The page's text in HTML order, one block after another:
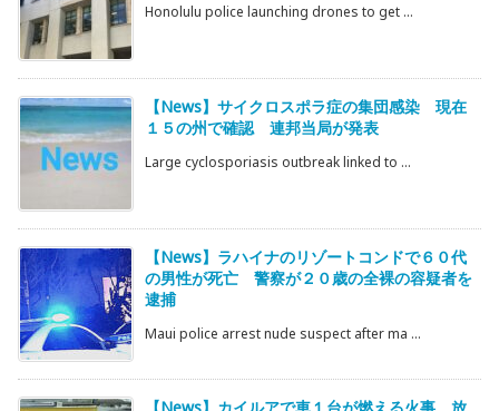
Honolulu police launching drones to get ...
【News】サイクロスポラ症の集団感染 現在
１５の州で確認 連邦当局が発表
Large cyclosporiasis outbreak linked to ...
【News】ラハイナのリゾートコンドで６０代
の男性が死亡 警察が２０歳の全裸の容疑者を
逮捕
Maui police arrest nude suspect after ma ...